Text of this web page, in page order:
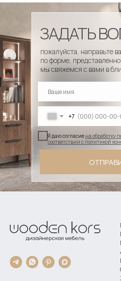
+7
Я даю согласие на обработку
соответствии с политикой
пожалуйста, направьте
по форме,
мы свяжемся с вами в
ЗАДАТЬ